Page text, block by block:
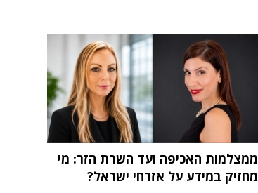
ממצלמות האכיפה ועד השרת הזר: מי
מחזיק במידע על אזרחי ישראל?